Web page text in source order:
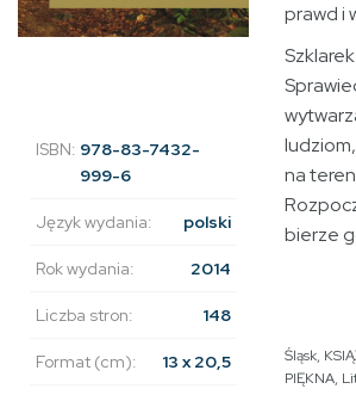
ISBN: 978-83-7432-
999-6
Język wydania: polski
Rok wydania: 2014
Liczba stron: 148
Format (cm): 13 x 20,5
prawd i
na
bierze
Śląsk,
PIĘKNA,